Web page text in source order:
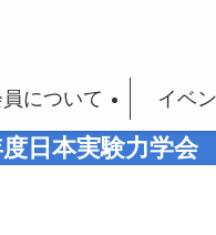
について イベ
日本実験力学